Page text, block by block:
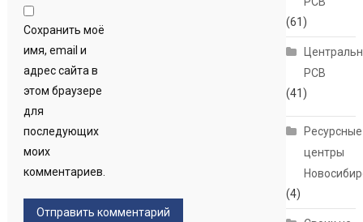
Сохранить моё
имя, email и
адрес сайта в
этом браузере
для
последующих
моих
комментариев.
(61)
РСВ
(41)
Ресурсные
центры
(4)